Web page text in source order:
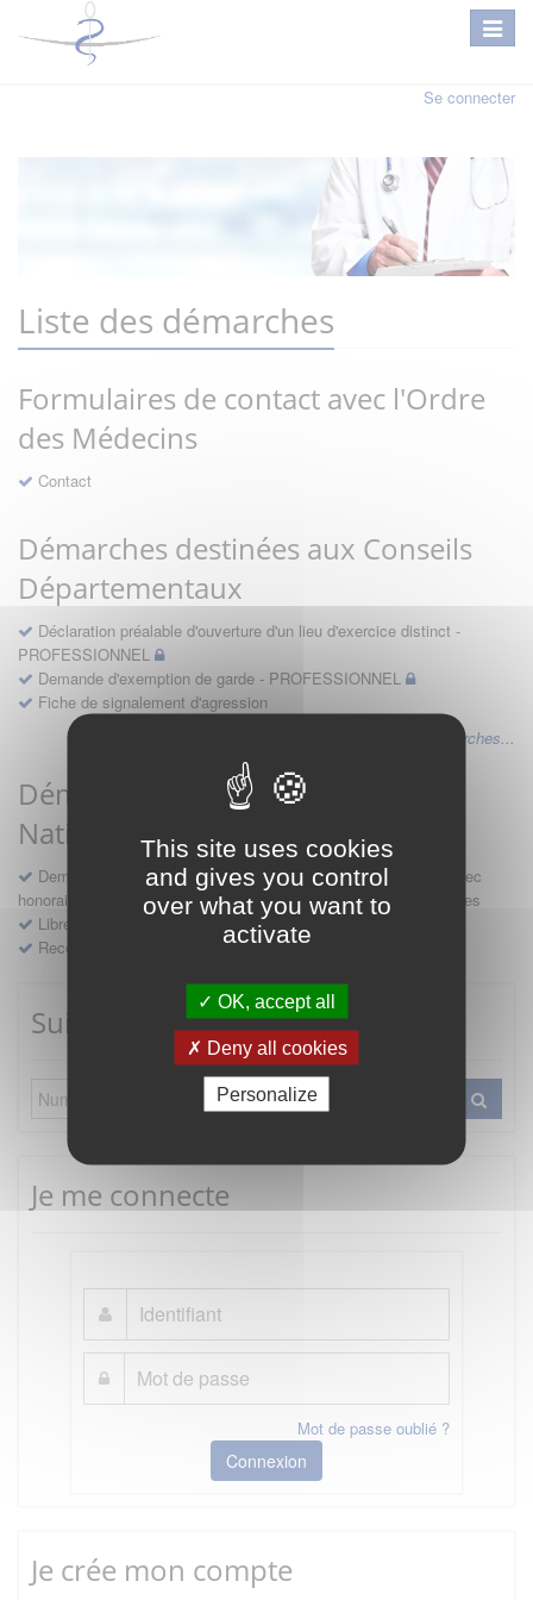
This site uses cookies
and gives you control
over what you want to
activate
OK, accept all
Deny all cookies
Personalize
Se connecter
Liste des démarches
Formulaires de contact avec l'Ordre
des Médecins
Contact
Démarches destinées aux Conseils
Départementaux
Déclaration préalable d'ouverture d'un lieu d'exercice distinct -
PROFESSIONNEL
Demande d'exemption de garde - PROFESSIONNEL
Fiche de signalement d'agression
Voir les autres démarches...
Démarches destinées au Conseil
National
Demande d'avis en hospitalité, en études, des conventions avec
honoraires et des demandes diverses formulées par les entreprises
Libre prestation de services
Recours
Suivre mes démarches
Je me connecte
Mot de passe oublié ?
Connexion
Je crée mon compte